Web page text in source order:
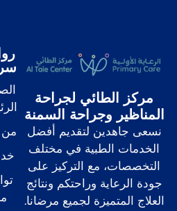
مركز الطائي لجراحة
المناظير وجراحة السمنة
نسعى جاهدين لتقديم أفضل
الخدمات الطبية في مختلف
التخصصات، مع التركيز على
جودة الرعاية وراحتكم ونتائج
العلاج المتميزة لجميع مرضانا.